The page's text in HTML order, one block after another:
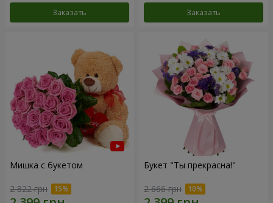
Заказать Заказать
Мишка с букетом
2 822 грн
Букет "Ты прекрасна!"
2 666 грн